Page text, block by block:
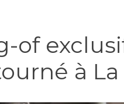
of
à La